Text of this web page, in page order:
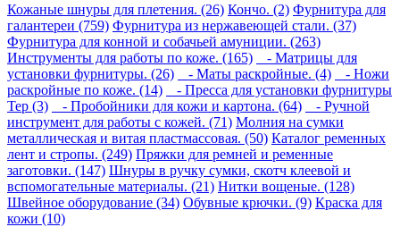
Кожаные шнуры для плетения. (26) Кончо. (2) Фурнитура для
галантереи (759) Фурнитура из нержавеющей стали. (37)
Фурнитура для конной и собачьей амуниции. (263)
Инструменты для работы по коже. (165)
- Матрицы для
установки фурнитуры. (26)
- Маты раскройные. (4)
- Ножи
раскройные по коже. (14)
- Пресса для установки фурнитуры
Tep (3)
- Пробойники для кожи и картона. (64)
- Ручной
инструмент для работы с кожей. (71) Молния на сумки
металлическая и витая пластмассовая. (50) Каталог ременных
лент и стропы. (249) Пряжки для ремней и ременные
заготовки. (147) Шнуры в ручку сумки, скотч клеевой и
вспомогательные материалы. (21) Нитки вощеные. (128)
Швейное оборудование (34) Обувные крючки. (9) Краска для
кожи (10)